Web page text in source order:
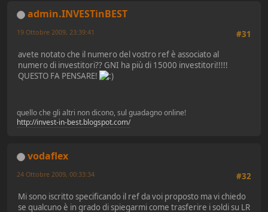
admin.INVESTinBEST
#31
19 Ottobre 2009, 23:39:41
avete notato che il numero del vostro ref è associato al
numero di investitori?? GNI ha più di 15000 investitori!!!!!
QUESTO FA PENSARE!
quello che gli altri non dicono, sul guadagno online!
http://invest-in-best.blogspot.com/
vodaflex
#32
24 Ottobre 2009, 00:33:34
Mi sono iscritto specificando il ref da voi proposto ma vi chiedo
se qualcuno è in grado di spiegarmi come trasferire i soldi su LR